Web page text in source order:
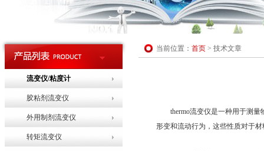
流变仪/粘度计
胶粘剂流变仪
外用制剂流变仪
转矩流变仪
当前位置： 首页 > 技术文章
thermo流变仪是一种用于测量
形变和流动行为，这些性质对于